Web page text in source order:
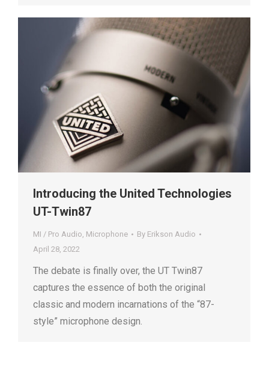
Introducing the United Technologies
UT-Twin87
MI / Pro Audio, Microphone By Erikson Audio
April 28, 2022
The debate is finally over, the UT Twin87
captures the essence of both the original
classic and modern incarnations of the “87-
style” microphone design.